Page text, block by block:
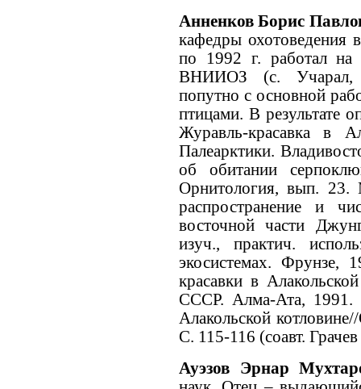
Анненков Борис
кафедры охотоведения
по 1992 г. работал на
ВНИИОЗ (с. Учарал,
попутно с основной
птицами. В результате
Журавль-красавка в
Палеарктики.
об обитании
Орнитология, вып.
распространение и
восточной части
изуч., практич.
экосистемах.
красавки в
СССР. Алма-Ата, 1991.
Алакольской
С. 115-116 (соавт.
Ауэзов Эрнар